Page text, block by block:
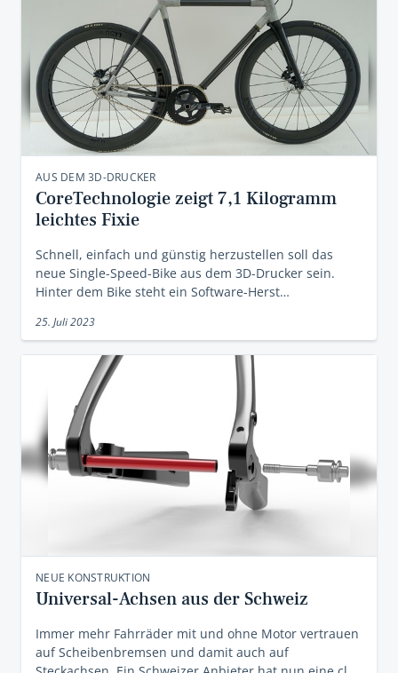
AUS DEM 3D-DRUCKER
CoreTechnologie zeigt 7,1 Kilogramm
leichtes Fixie
Schnell, einfach und günstig herzustellen soll das
neue Single-Speed-Bike aus dem 3D-Drucker sein.
Hinter dem Bike steht ein Software-Herst…
25. Juli 2023
NEUE KONSTRUKTION
Universal-Achsen aus der Schweiz
Immer mehr Fahrräder mit und ohne Motor vertrauen
auf Scheibenbremsen und damit auch auf